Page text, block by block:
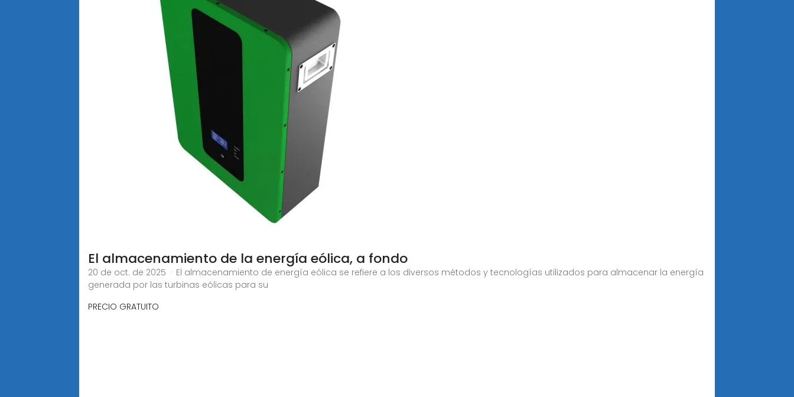
El almacenamiento de la energía eólica, a fondo
20 de oct. de 2025 · El almacenamiento de energía eólica se refiere a los diversos métodos y tecnologías utilizados para almacenar la energía
generada por las turbinas eólicas para su
PRECIO GRATUITO